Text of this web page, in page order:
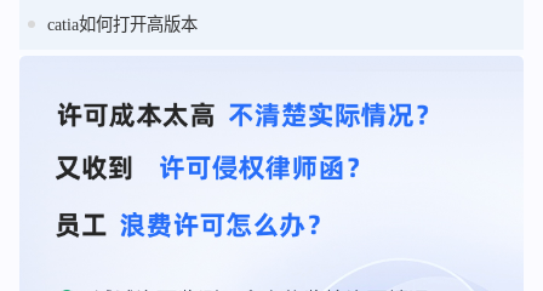
catia如何打开高版本